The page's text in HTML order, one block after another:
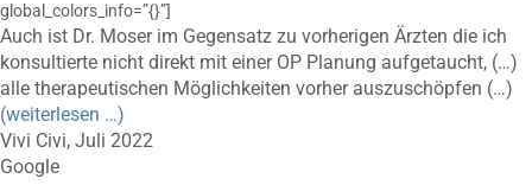
global_colors_info=”{}”]
Auch ist Dr. Moser im Gegensatz zu vorherigen Ärzten die ich
konsultierte nicht direkt mit einer OP Planung aufgetaucht, (…)
alle therapeutischen Möglichkeiten vorher auszuschöpfen (…)
(weiterlesen …)
Vivi Civi, Juli 2022
Google